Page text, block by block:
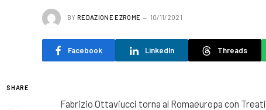
BY REDAZIONE EZROME 10/11/2021
Facebook LinkedIn Threads
SHARE
Fabrizio Ottaviucci torna al Romaeuropa con